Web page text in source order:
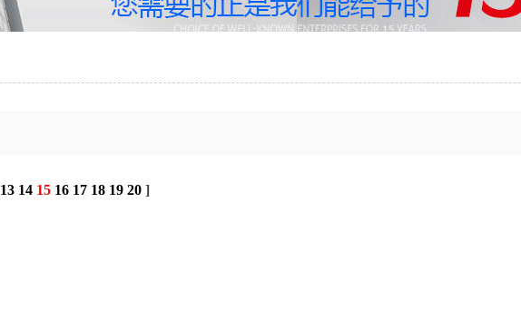
13 14 15 16 17 18 19 20 ]